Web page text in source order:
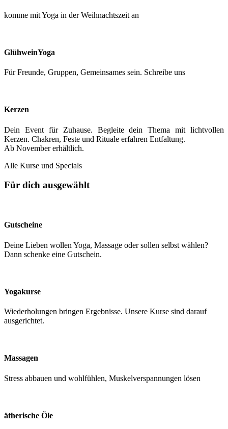
komme mit Yoga in der Weihnachtszeit an
GlühweinYoga
Für Freunde, Gruppen, Gemeinsames sein. Schreibe uns
Kerzen
Dein Event für Zuhause. Begleite dein Thema mit lichtvollen
Kerzen. Chakren, Feste und Rituale erfahren Entfaltung.
Ab November erhältlich.
Alle Kurse und Specials
Für dich ausgewählt
Gutscheine
Deine Lieben wollen Yoga, Massage oder sollen selbst wählen?
Dann schenke eine Gutschein.
Yogakurse
Wiederholungen bringen Ergebnisse. Unsere Kurse sind darauf
ausgerichtet.
Massagen
Stress abbauen und wohlfühlen, Muskelverspannungen lösen
ätherische Öle